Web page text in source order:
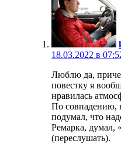
18.03.2022 в
Люблю да,
повестку я
нравилась
По совпадению,
подумал, что
Ремарка, думал,
(переслушать).